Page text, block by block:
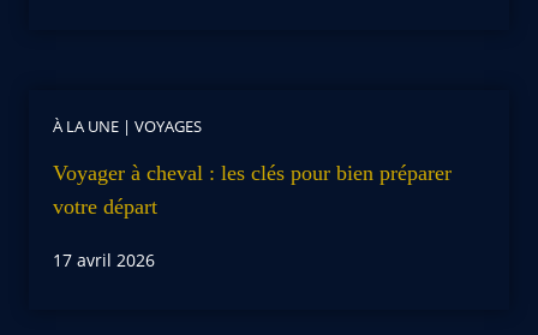
À LA UNE | VOYAGES
Voyager à cheval : les clés pour bien préparer
votre départ
17 avril 2026